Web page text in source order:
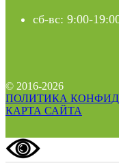
сб-вс: 9:00-
© 2016-2026
ПОЛИТИКА
КАРТА САЙТА